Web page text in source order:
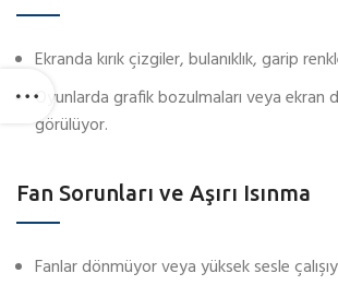
Ekranda kırık çizgiler, bulanıklık, garip
Oyunlarda grafik bozulmaları veya ekran
görülüyor.
Fan Sorunları ve Aşırı Isınma
Fanlar dönmüyor veya yüksek sesle